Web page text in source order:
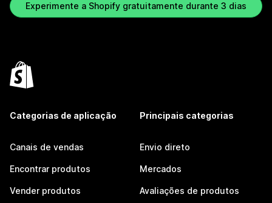
Experimente a Shopify gratuitamente durante 3 dias
Categorias de aplicação
Canais de vendas
Encontrar produtos
Vender produtos
Principais categorias
Envio direto
Mercados
Avaliações de produtos